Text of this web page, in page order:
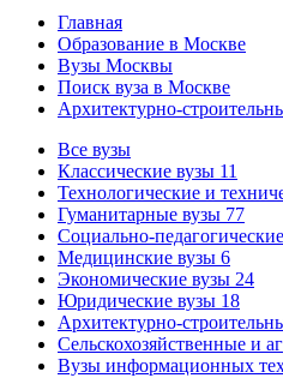
Главная
Образование в Москве
Вузы Москвы
Поиск вуза в Москве
Архитектурно-
Все вузы
Классические вузы 11
Технологические и
Гуманитарные вузы 77
Социально-
Медицинские вузы 6
Экономические вузы 24
Юридические вузы 18
Архитектурно-
Сельскохозяйственные и
Вузы информационных